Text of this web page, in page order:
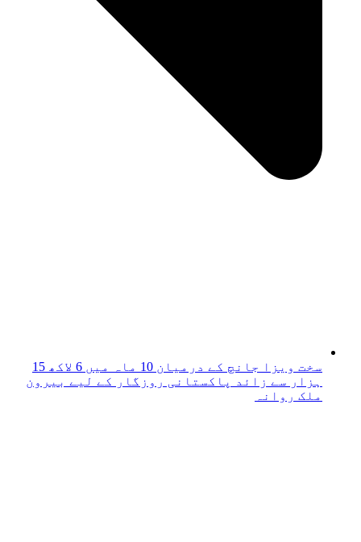
سخت ویزا جانچ کے درمیان 10 ماہ میں 6 لاکھ 15
ہزار سے زائد پاکستانی روزگار کے لیے بیرون
ملک روانہ